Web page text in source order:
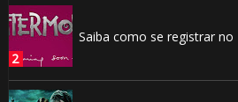
Saiba como se registrar